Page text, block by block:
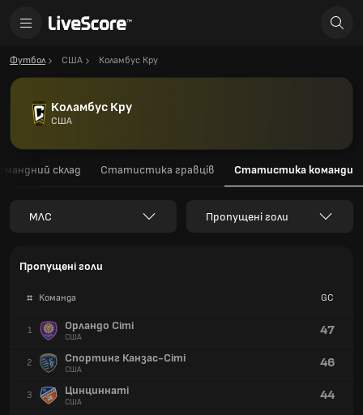
Футбол США Коламбус Кру
Коламбус Кру
США
склад Статистика гравців Статистика команди
МЛС Пропущені голи
Пропущені голи
# Команда GC
1 Орландо Сіті
США 47
2 Спортинг Канзас-Сіті
США 46
3 Цинциннаті
США 44